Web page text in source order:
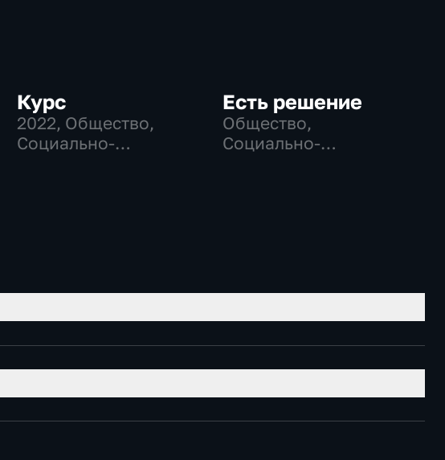
Курс
2022, Общество,
Социально-
Есть решение
Общество,
Социально-